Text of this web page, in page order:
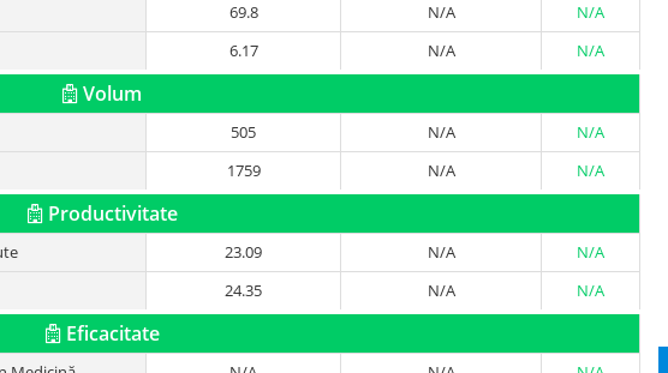
69.8 N/A
N/A
6.17 N/A N/A
Volum
505 N/A
N/A
1759 N/A N/A
Productivitate
23.09 N/A
N/A
24.35 N/A N/A
Eficacitate